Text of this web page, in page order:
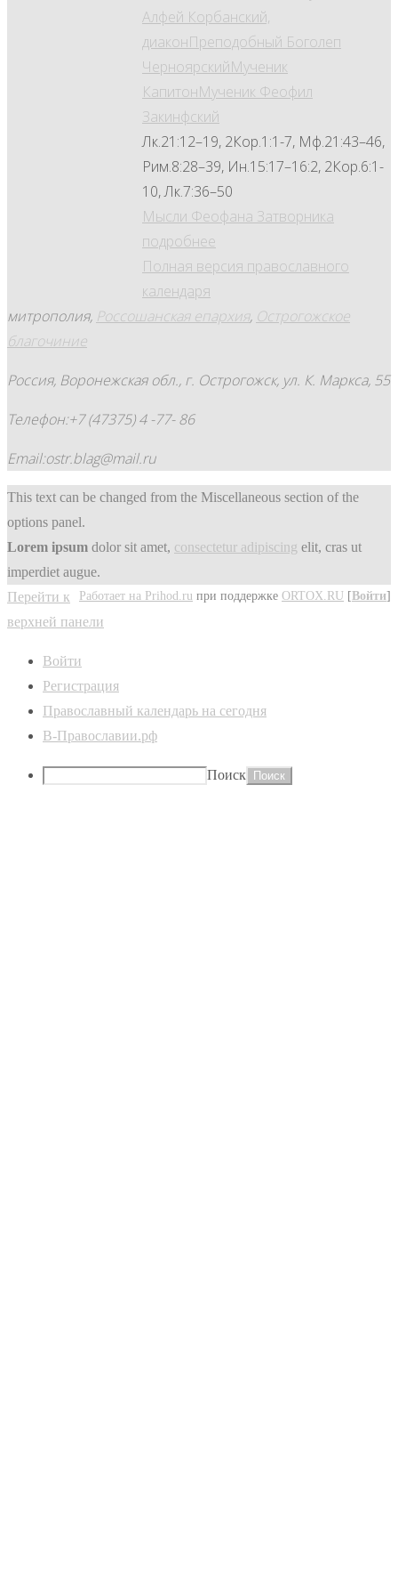
Алфей Корбанский,
диаконПреподобный Боголеп
ЧерноярскийМученик
КапитонМученик Феофил
Закинфский
Лк.21:12–19, 2Кор.1:1-7, Мф.21:43–46,
Рим.8:28–39, Ин.15:17–16:2, 2Кор.6:1-
10, Лк.7:36–50
Мысли Феофана Затворника
подробнее
Полная версия православного
календаря
митрополия, Россошанская епархия, Острогожское
благочиние
Россия, Воронежская обл., г. Острогожск, ул. К. Маркса, 55
Телефон:+7 (47375) 4 -77- 86
Email:ostr.blag@mail.ru
This text can be changed from the Miscellaneous section of the
options panel.
Lorem ipsum dolor sit amet, consectetur adipiscing elit, cras ut
imperdiet augue.
Работает на Prihod.ru при поддержке ORTOX.RU [Войти]
Перейти к
верхней панели
Войти
Регистрация
Православный календарь на сегодня
В-Православии.рф
Поиск